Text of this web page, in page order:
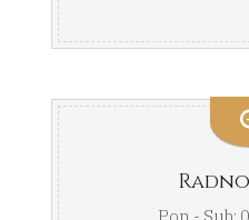
Pon - Sub: